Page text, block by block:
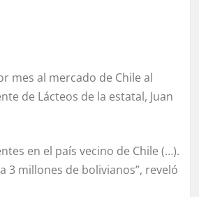
mes al mercado de Chile al
de Lácteos de la estatal, Juan
en el país vecino de Chile (…).
3 millones de bolivianos”, reveló